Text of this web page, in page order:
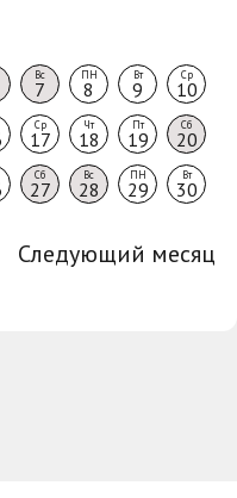
Вс
7
ПН
8
Вт
9
Ср
10
Ср
17
Чт
18
Пт
19
Сб
20
Сб
27
Вс
28
ПН
29
Вт
30
Следующий месяц